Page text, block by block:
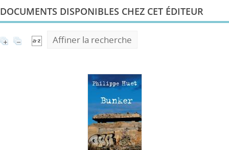
DOCUMENTS DISPONIBLES CHEZ CET ÉDITEUR
Affiner la recherche